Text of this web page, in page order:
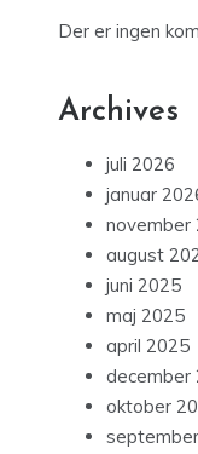
Der er ingen
Archives
juli 2026
januar
november
august
juni 2025
maj 2025
april 2025
december
oktober